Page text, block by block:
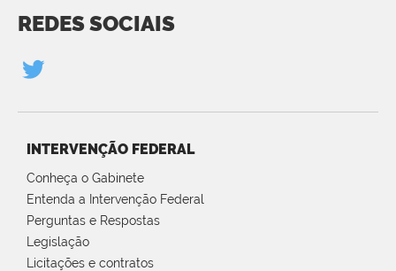
REDES SOCIAIS
INTERVENÇÃO FEDERAL
Conheça o Gabinete
Entenda a Intervenção Federal
Perguntas e Respostas
Legislação
Licitações e contratos